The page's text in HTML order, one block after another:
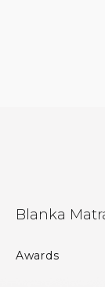
Blanka
Awards